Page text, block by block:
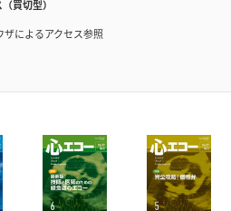
買切型）
によるアクセス参照